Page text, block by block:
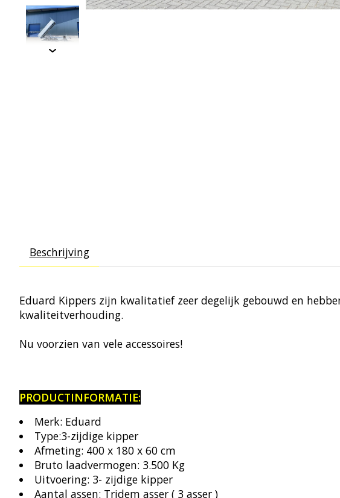
Beschrijving
Eduard Kippers zijn kwalitatief zeer degelijk gebouwd en
kwaliteitverhouding.
Nu voorzien van vele accessoires!
PRODUCTINFORMATIE:
Merk: Eduard
Type:3-zijdige kipper
Afmeting: 400 x 180 x 60 cm
Bruto laadvermogen: 3.500 Kg
Uitvoering: 3- zijdige kipper
Aantal assen: Tridem asser ( 3 asser )